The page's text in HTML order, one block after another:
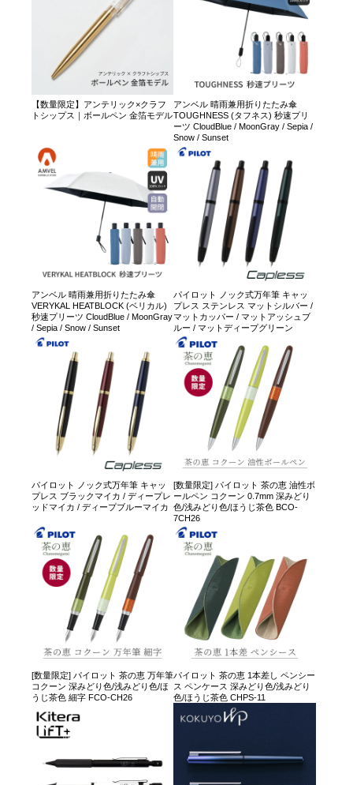
【数量限定】アンテリック×クラフ
トシップス｜ボールペン 金箔モデル
アンベル 晴雨兼用折りたたみ傘
TOUGHNESS (タフネス) 秒速プリ
ーツ CloudBlue / MoonGray / Sepia /
Snow / Sunset
アンベル 晴雨兼用折りたたみ傘
VERYKAL HEATBLOCK (ベリカル)
秒速プリーツ CloudBlue / MoonGray
/ Sepia / Snow / Sunset
パイロット ノック式万年筆 キャッ
プレス ステンレス マットシルバー /
マットカッパー / マットアッシュブ
ルー / マットディープグリーン
パイロット ノック式万年筆 キャッ
プレス ブラックマイカ / ディープレ
ッドマイカ / ディープブルーマイカ
[数量限定] パイロット 茶の恵 油性ボ
ールペン コクーン 0.7mm 深みどり
色/浅みどり色/ほうじ茶色 BCO-
7CH26
[数量限定] パイロット 茶の恵 万年筆
コクーン 深みどり色/浅みどり色/ほ
うじ茶色 細字 FCO-CH26
パイロット 茶の恵 1本差し ペンシー
ス ペンケース 深みどり色/浅みどり
色/ほうじ茶色 CHPS-11